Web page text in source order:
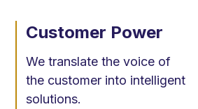
Customer Power
We translate the voice of
the customer into intelligent
solutions.